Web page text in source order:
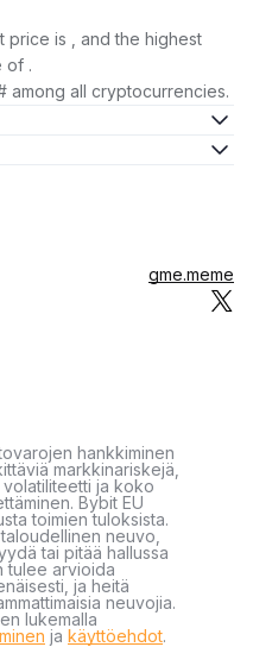
price is , and the highest
of .
among all cryptocurrencies.
gme.meme
hankkiminen
markkinariskejä,
volatiliteetti ja koko
Bybit EU
toimien tuloksista.
neuvo,
tai pitää hallussa
tulee arvioida
ja heitä
neuvojia.
lukemalla
ja käyttöehdot.